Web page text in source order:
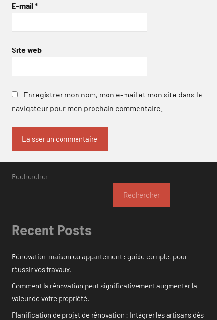
E-mail *
Site web
Enregistrer mon nom, mon e-mail et mon site dans le
navigateur pour mon prochain commentaire.
Rechercher
Rechercher
Recent Posts
Rénovation maison ou appartement : guide complet pour
réussir vos travaux.
Comment la rénovation peut significativement augmenter la
valeur de votre propriété.
Planification de projet de rénovation : Intégrer les artisans dès